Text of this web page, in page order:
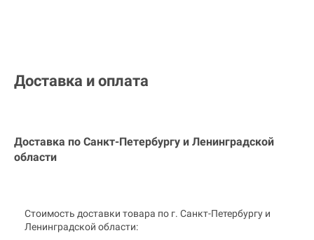
Доставка и оплата
Доставка по Санкт-Петербургу и Ленинградской
области
Стоимость доставки товара по г. Санкт-Петербургу и
Ленинградской области: